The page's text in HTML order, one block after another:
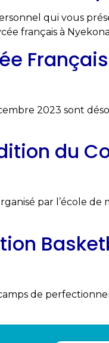
qui vous
français à
2023 sont
du
par l’école
de